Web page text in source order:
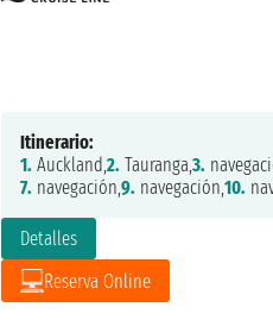
Detalles
Reserva Online
Itinerario:
1. Auckland,2. Tauranga,3.
7. navegación,9. navegación,10.